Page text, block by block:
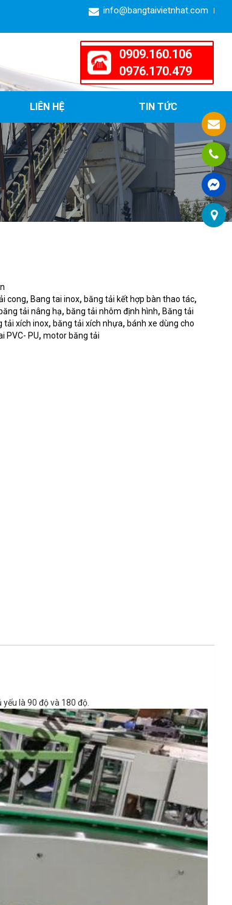
info@bangtaivietnhat.com
0909.160.106
0976.170.479
LIÊN HỆ TIN TỨC
cong, Bang tai inox, băng tải kết hợp bàn thao tác,
băng tải nâng hạ, băng tải nhôm định hình, Băng tải
tải xích inox, băng tải xích nhựa, bánh xe dùng cho
PVC- PU, motor băng tải
là 90 độ và 180 độ.